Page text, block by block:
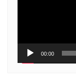
00:00